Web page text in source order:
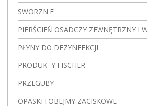
SWORZNIE
PIERŚCIEŃ OSADCZY ZEWNĘTRZNY I
PŁYNY DO DEZYNFEKCJI
PRODUKTY FISCHER
PRZEGUBY
OPASKI I OBEJMY ZACISKOWE